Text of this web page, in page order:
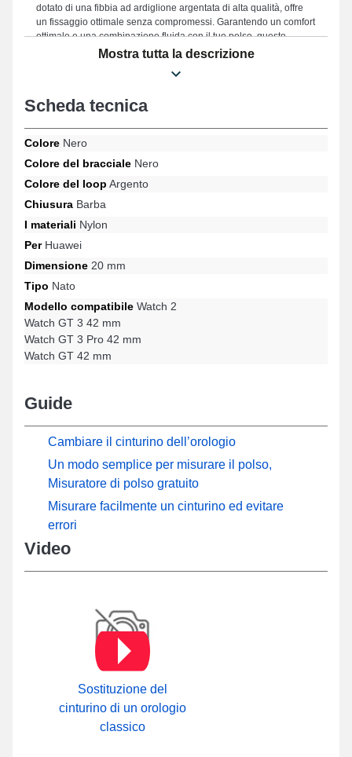
dotato di una fibbia ad ardiglione argentata di alta qualità, offre
un fissaggio ottimale senza compromessi. Garantendo un comfort
ottimale e una combinazione fluida con il tuo polso, questo
bracciale per orologio ha una larghezza di 20 mm. Il bracciale da
usurato o danneggiato, poiché è resistente. Il raffinato colore nero
aspetto atletico e raffinato al tuo orologio connesso. Questo tipo
Watch GT 3 42 mm, Watch GT 42 mm, Watch 2 e molti altri del
marchio Huawei. Progettato per adattarsi armoniosamente a una
vasta gamma di modelli del marchio Huawei, questo accessorio
combina un'ergonomia esemplare e adattabilità per offrire un
utilizzo piacevole.
Mostra tutta la descrizione
Scheda tecnica
Colore Nero
Colore del bracciale Nero
Colore del loop Argento
Chiusura Barba
I materiali Nylon
PerHuawei
Dimensione 20 mm
Tipo Nato
Modello compatibile Watch 2
Watch GT 3 42 mm
Watch GT 3 Pro 42 mm
Watch GT 42 mm
Guide
Cambiare il cinturino dell’orologio
Un modo semplice per misurare il polso,
Misuratore di polso gratuito
Misurare facilmente un cinturino ed evitare
errori
Video
Sostituzione del
cinturino di un orologio
classico